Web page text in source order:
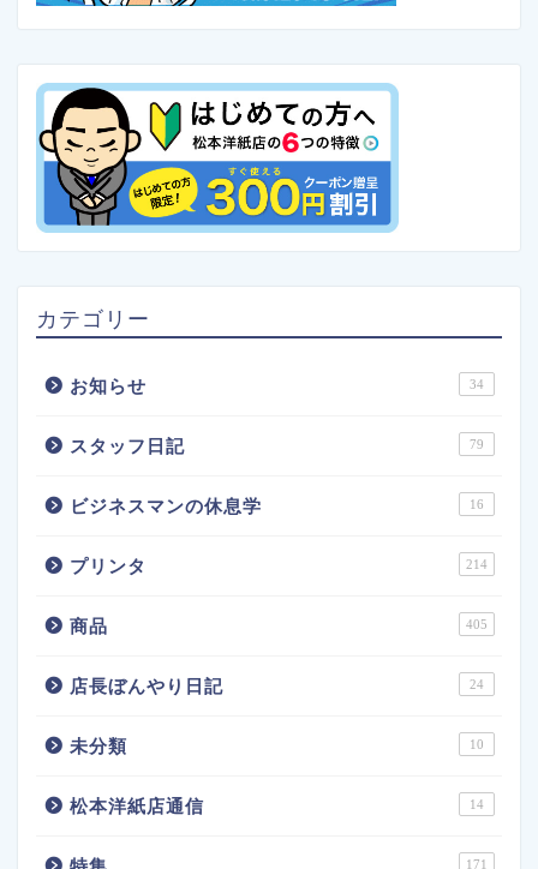
カテゴリー
お知らせ 34
スタッフ日記 79
ビジネスマンの休息学 16
プリンタ 214
商品 405
店長ぼんやり日記 24
未分類 10
松本洋紙店通信 14
171